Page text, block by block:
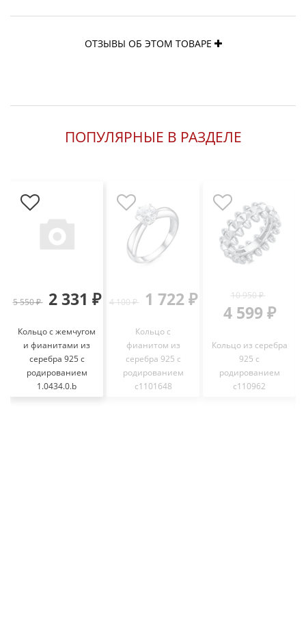
ОТЗЫВЫ ОБ ЭТОМ ТОВАРЕ
ПОПУЛЯРНЫЕ В РАЗДЕЛЕ
5 550 ₽ 2 331 ₽
Кольцо с жемчугом
и фианитами из
серебра 925 с
родированием
1.0434.0.b
4 100 ₽ 1 722 ₽
Кольцо с
фианитом из
серебра 925 с
родированием
с1101648
10 950 ₽
4 599 ₽
Кольцо из серебра
925 с
родированием
с110962